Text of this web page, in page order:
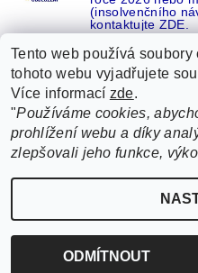
(insolvenčního
kontaktujte ZDE.
Recenze o NÁS na GOOGLE |
Recenze o
ŽÁDEJTE život BEZ
EURA oddlužení, insolvence a
práva vyhrazena
Tento web používá
tohoto webu vyjadřujete
Více informací zde.
"Používáme cookies,
prohlížení webu a díky
zlepšovali jeho funkce,
ODMÍTNOUT